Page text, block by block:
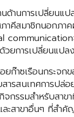
ด้านการเปลี่ยนแ
ศภาคีสมาชิกนอก
ยการเปลี่ยนแป
ยก๊าซเรือนกระ
ารสนเทศการปล่
กิจกรรมสำหรับส
ละสาขาอื่นๆ ที่ส